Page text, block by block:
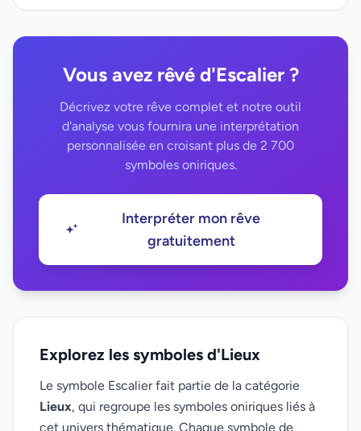
Vous avez rêvé d'Escalier ?
Décrivez votre rêve complet et notre outil
d'analyse vous fournira une interprétation
personnalisée en croisant plus de 2 700
symboles oniriques.
Interpréter mon rêve
gratuitement
Explorez les symboles d'Lieux
Le symbole Escalier fait partie de la catégorie
Lieux, qui regroupe les symboles oniriques liés à
cet univers thématique. Chaque symbole de